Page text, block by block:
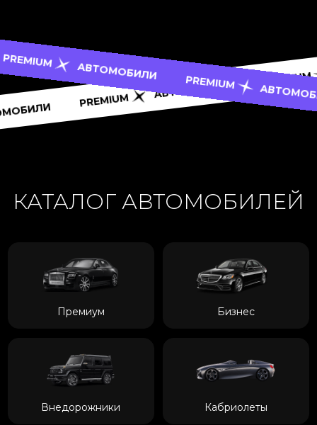
АВТОМОБИЛИ
PREMIUM АВТОМОБИЛИ
АВТОМОБИЛИ
PREMIUM АВТОМОБИЛИ
КАТАЛОГ АВТОМОБИЛЕЙ
Премиум Бизнес
Внедорожники Кабриолеты